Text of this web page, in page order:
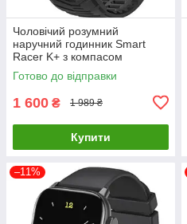
Чоловічий розумний
наручний годинник Smart
Racer K+ з компасом
(Чорний)
Готово до відправки
1 600 ₴ 1 989 ₴
Купити
–11%